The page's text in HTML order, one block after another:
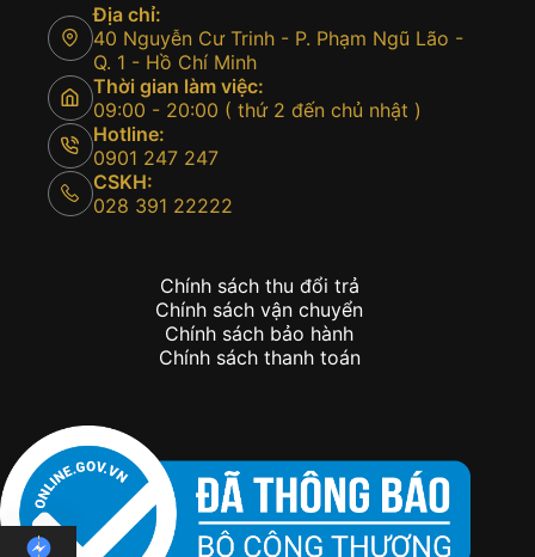
Địa chỉ:
40 Nguyễn Cư Trinh - P. Phạm Ngũ Lão -
Q. 1 - Hồ Chí Minh
Thời gian làm việc:
09:00 - 20:00 ( thứ 2 đến chủ nhật )
Hotline:
0901 247 247
CSKH:
028 391 22222
Chính sách thu đổi trả
Chính sách vận chuyển
Chính sách bảo hành
Chính sách thanh toán